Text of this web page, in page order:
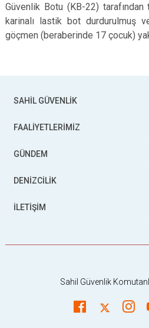
Güvenlik Botu (KB-22)
karinalı lastik bot durdurulmuş
göçmen (beraberinde 17 çocuk)
SAHİL GÜVENLİK
FAALİYETLERİMİZ
GÜNDEM
DENİZCİLİK
İLETİŞİM
Sahil Güvenlik